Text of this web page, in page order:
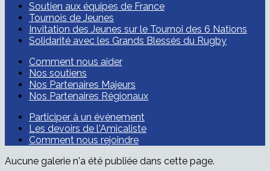
Soutien aux équipes de France
Tournois de Jeunes
Invitation des Jeunes sur le Tournoi des 6 Nations
Solidarité avec les Grands Blessés du Rugby
Comment nous aider
Nos soutiens
Nos Partenaires Majeurs
Nos Partenaires Régionaux
Participer à un événement
Les devoirs de l'Amicaliste
Comment nous rejoindre
Aucune galerie n'a été publiée dans cette page.